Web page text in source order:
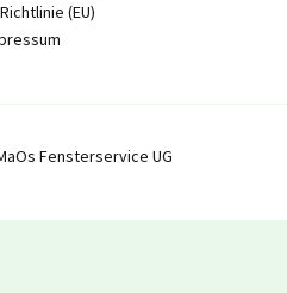
(EU)
Fensterservice UG